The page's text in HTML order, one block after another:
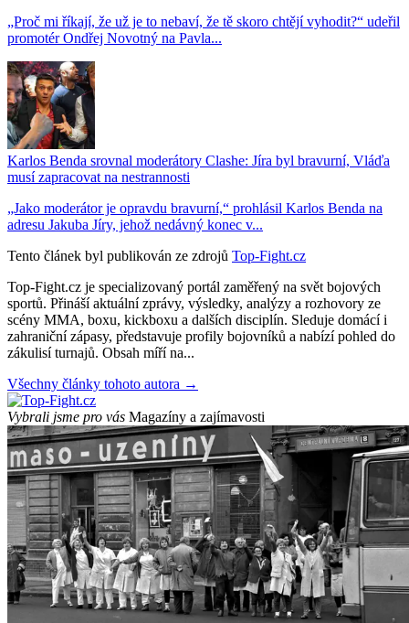
„Proč mi říkají, že už je to nebaví, že tě skoro chtějí vyhodit?“ udeřil
promotér Ondřej Novotný na Pavla...
Karlos Benda srovnal moderátory Clashe: Jíra byl bravurní, Vláďa
musí zapracovat na nestrannosti
„Jako moderátor je opravdu bravurní,“ prohlásil Karlos Benda na
adresu Jakuba Jíry, jehož nedávný konec v...
Tento článek byl publikován ze zdrojů Top-Fight.cz
Top-Fight.cz je specializovaný portál zaměřený na svět bojových
sportů. Přináší aktuální zprávy, výsledky, analýzy a rozhovory ze
scény MMA, boxu, kickboxu a dalších disciplín. Sleduje domácí i
zahraniční zápasy, představuje profily bojovníků a nabízí pohled do
zákulisí turnajů. Obsah míří na...
Všechny články tohoto autora →
Vybrali jsme pro vás Magazíny a zajímavosti